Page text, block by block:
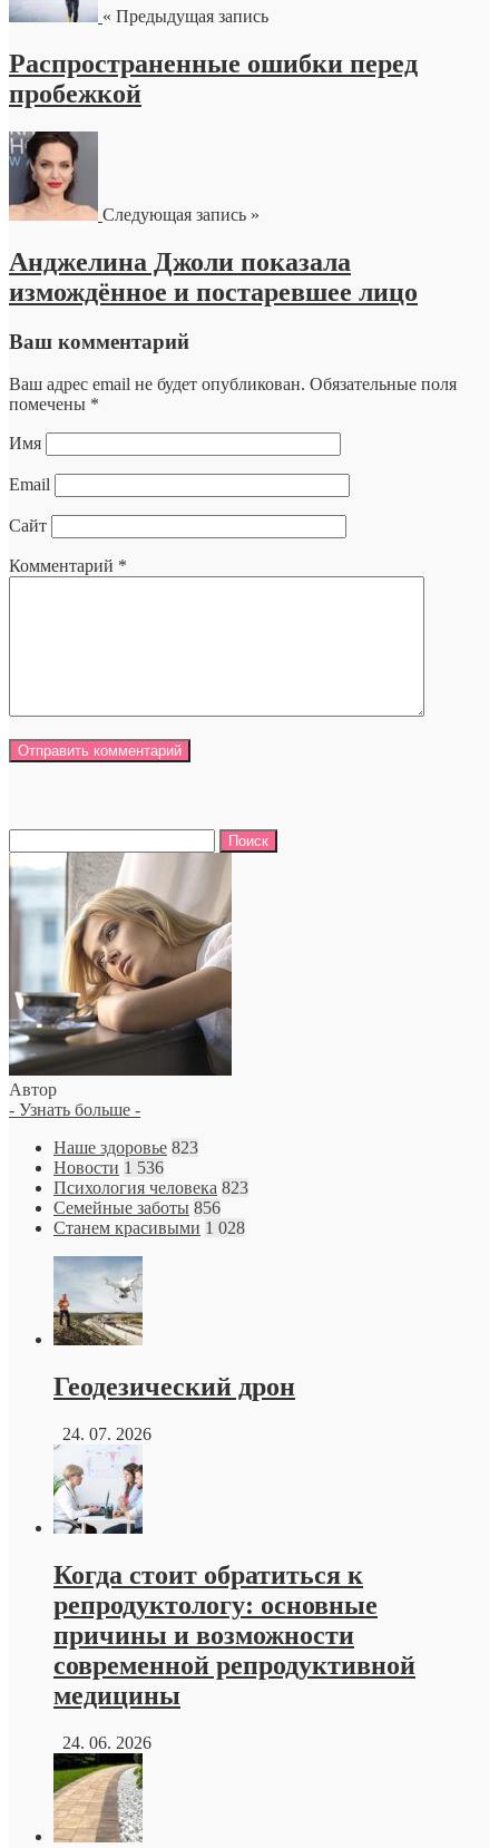
« Предыдущая запись
Распространенные ошибки перед
пробежкой
Следующая запись »
Анджелина Джоли показала
измождённое и постаревшее лицо
Ваш комментарий
Ваш адрес email не будет опубликован. Обязательные поля
помечены *
Имя
Email
Сайт
Комментарий *
Автор
- Узнать больше -
Наше здоровье 823
Новости 1 536
Психология человека 823
Семейные заботы 856
Станем красивыми 1 028
Геодезический дрон
24. 07. 2026
Когда стоит обратиться к
репродуктологу: основные
причины и возможности
современной репродуктивной
медицины
24. 06. 2026